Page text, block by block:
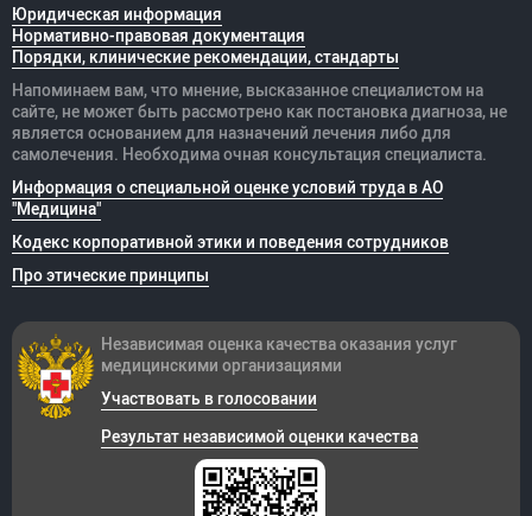
Юридическая информация
Нормативно-правовая документация
Порядки, клинические рекомендации, стандарты
Напоминаем вам, что мнение, высказанное специалистом на
сайте, не может быть рассмотрено как постановка диагноза, не
является основанием для назначений лечения либо для
самолечения. Необходима очная консультация специалиста.
Информация о специальной оценке условий труда в АО
"Медицина"
Кодекс корпоративной этики и поведения сотрудников
Про этические принципы
Независимая оценка качества оказания услуг
медицинскими организациями
Участвовать в голосовании
Результат независимой оценки качества